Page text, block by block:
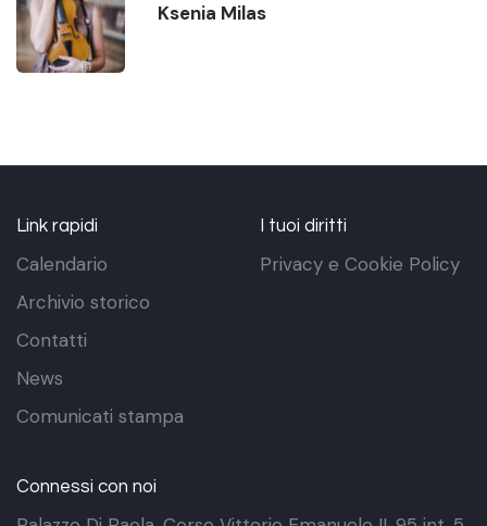
Ksenia Milas
Link rapidi
Calendario
Archivio storico
Contatti
News
Comunicati stampa
I tuoi diritti
Privacy e Cookie Policy
Connessi con noi